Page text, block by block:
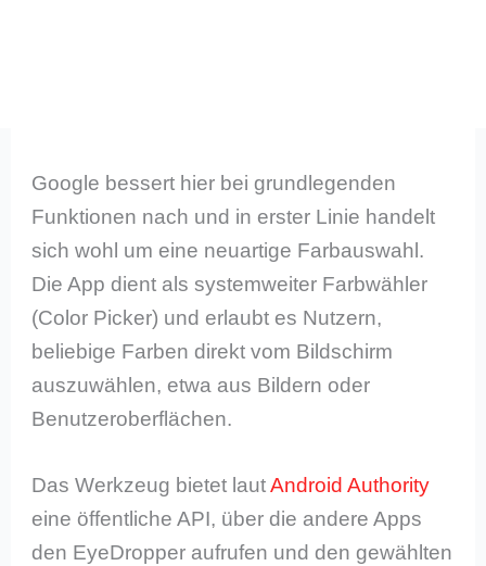
Google bessert hier bei grundlegenden
Funktionen nach und in erster Linie handelt
sich wohl um eine neuartige Farbauswahl.
Die App dient als systemweiter Farbwähler
(Color Picker) und erlaubt es Nutzern,
beliebige Farben direkt vom Bildschirm
auszuwählen, etwa aus Bildern oder
Benutzeroberflächen.
Das Werkzeug bietet lautAndroid Authority
eine öffentliche API, über die andere Apps
den EyeDropper aufrufen und den gewählten